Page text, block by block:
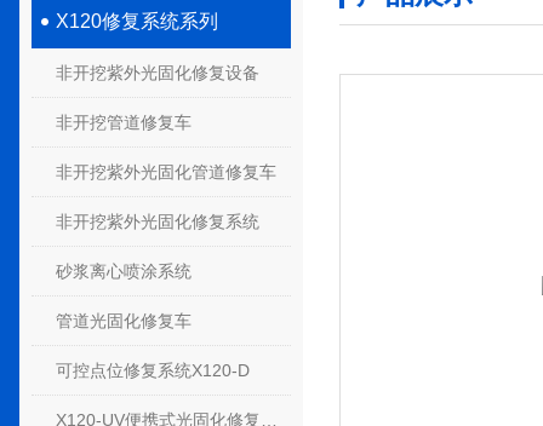
X120修复系统系列
非开挖紫外光固化修复设备
非开挖管道修复车
非开挖紫外光固化管道修复车
非开挖紫外光固化修复系统
砂浆离心喷涂系统
管道光固化修复车
可控点位修复系统X120-D